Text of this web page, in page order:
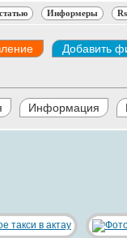
Информеры
Добавить
Информация